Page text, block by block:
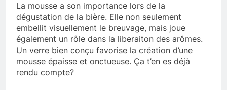
La mousse a son importance lors de la
dégustation de la bière. Elle non seulement
embellit visuellement le breuvage, mais joue
également un rôle dans la liberaiton des arômes.
Un verre bien conçu favorise la création d’une
mousse épaisse et onctueuse. Ça t’en es déjà
rendu compte?